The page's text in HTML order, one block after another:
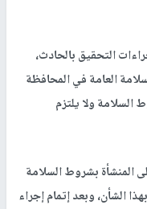
التحقيق بالحادث،
العامة في المحافظة
ولا يلتزم
المنشأة بشروط السلامة
الشأن، وبعد إتمام إجراء